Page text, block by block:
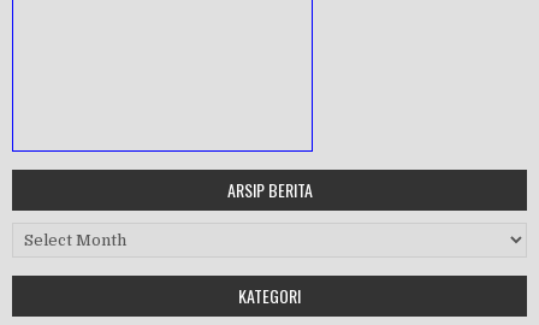
Workshop Perangkat 2019
ARSIP BERITA
Arsip Berita
KATEGORI